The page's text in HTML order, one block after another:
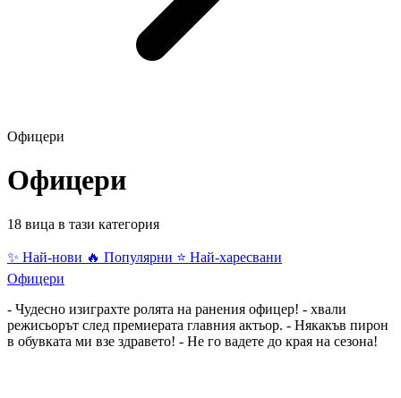
Офицери
Офицери
18 вица в тази категория
✨ Най-нови 🔥 Популярни ⭐ Най-харесвани
Офицери
- Чудесно изиграхте ролята на ранения офицер! - хвали
режисьорът след премиерата главния актьор. - Някакъв пирон
в обувката ми взе здравето! - Не го вадете до края на сезона!